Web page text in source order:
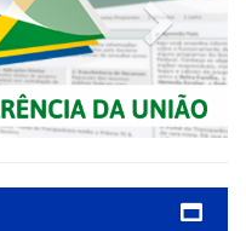
Next